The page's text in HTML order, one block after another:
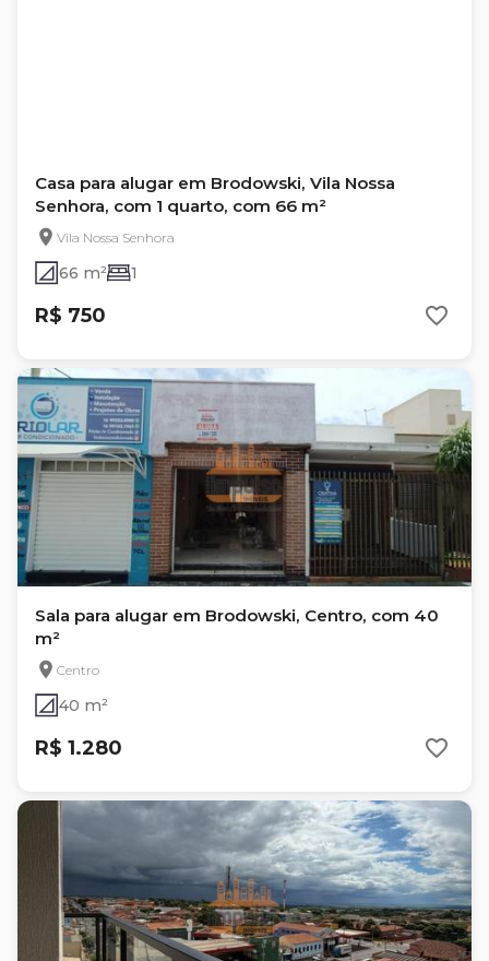
Casa para alugar em Brodowski, Vila Nossa
Senhora, com 1 quarto, com 66 m²
Vila Nossa Senhora
66 m² 1
R$ 750
Sala para alugar em Brodowski, Centro, com 40
m²
Centro
40 m²
R$ 1.280